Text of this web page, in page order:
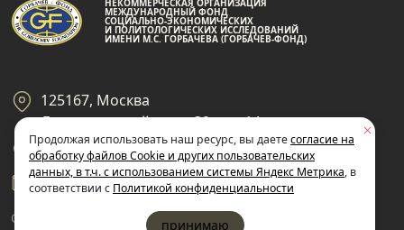
НЕКОММЕРЧЕСКАЯ ОРГАНИЗАЦИЯ
МЕЖДУНАРОДНЫЙ ФОНД
СОЦИАЛЬНО-ЭКОНОМИЧЕСКИХ
И ПОЛИТОЛОГИЧЕСКИХ ИССЛЕДОВАНИЙ
ИМЕНИ М.С. ГОРБАЧЕВА (ГОРБАЧЕВ-ФОНД)
125167, Москва
Ленинградский пр-кт 39, стр 14
+7 495 945-59-99
gf@gorby.ru
Cогласие на обработку
Продолжая использовать наш ресурс, вы даетесогласие на
обработку файлов Cookie и других пользовательских
данных, в т.ч. с использованием системы Яндекс Метрика, в
соответствии с Политикой конфиденциальности
принимаю